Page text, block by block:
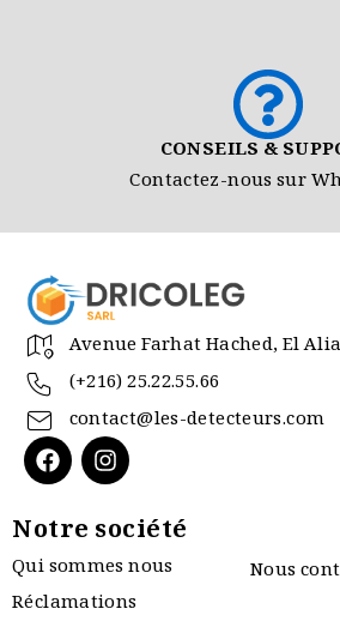
CONSEILS &
Contactez-nous sur
Avenue Farhat Hached, El
(+216) 25.22.55.66
contact@les-detecteurs.com
Notre société
Qui sommes nous
Nous
Réclamations